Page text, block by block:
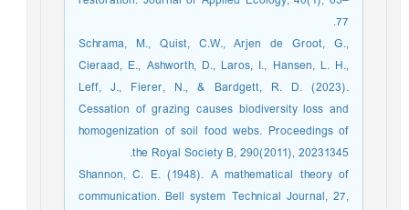
77.
Schrama, M., Quist, C.W., Arjen de Groot, G.,
Cieraad, E., Ashworth, D., Laros, I., Hansen, L. H.,
Leff, J., Fierer, N., & Bardgett, R. D. (2023).
Cessation of grazing causes biodiversity loss and
homogenization of soil food webs. Proceedings of
the Royal Society B, 290(2011), 20231345.
Shannon, C. E. (1948). A mathematical theory of
communication. Bell system Technical Journal, 27,